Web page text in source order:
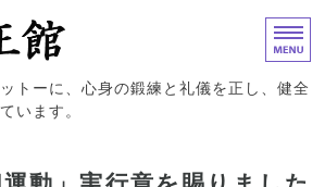
福井養正館｜心身の鍛練と礼
トーに、心身の鍛練と礼儀を正し、健全
います。